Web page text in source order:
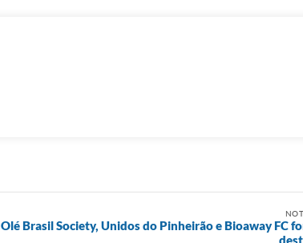
Olé Brasil Society, Unidos do Pinheirão e Bioaway FC